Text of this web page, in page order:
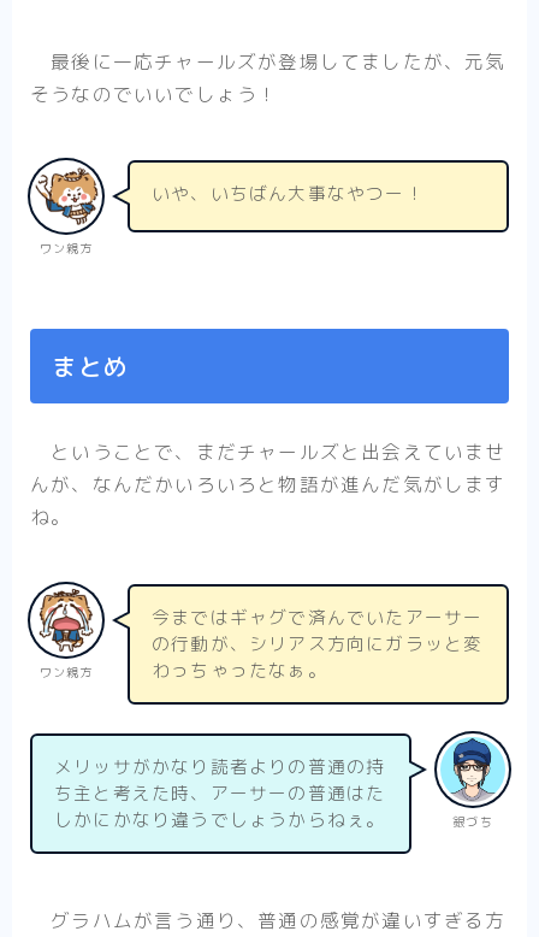
最後に一応チャールズが登場してましたが、元気
そうなのでいいでしょう！
ワン親方
いや、いちばん大事なやつー！
まとめ
ということで、まだチャールズと出会えていませ
んが、なんだかいろいろと物語が進んだ気がします
ね。
ワン親方
今まではギャグで済んでいたアーサー
の行動が、シリアス方向にガラッと変
わっちゃったなぁ。
銀づち
メリッサがかなり読者よりの普通の持
ち主と考えた時、アーサーの普通はた
しかにかなり違うでしょうからねぇ。
グラハムが言う通り、普通の感覚が違いすぎる方